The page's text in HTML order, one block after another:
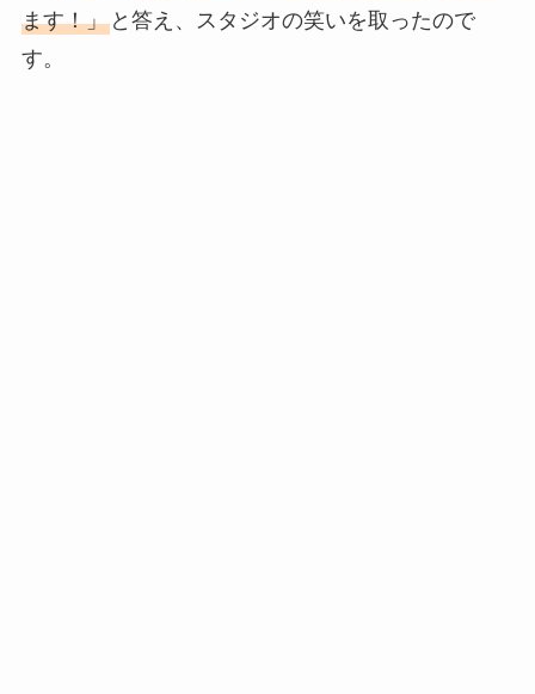
ます！」と答え、スタジオの笑いを取ったので
す。